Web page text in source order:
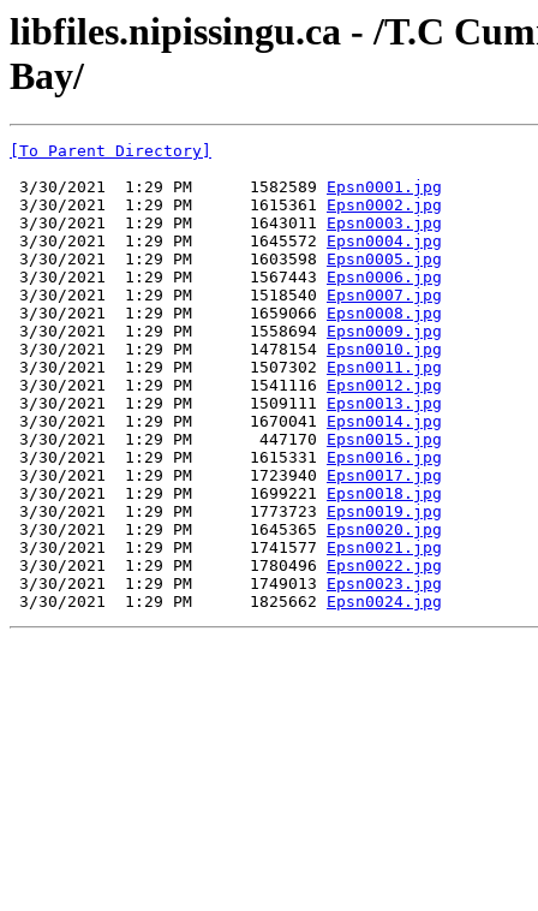
libfiles.nipissingu.ca - /T.C
Bay/
[To Parent Directory]
3/30/2021  1:29 PM      1582589 Epsn0001.jpg
3/30/2021  1:29 PM      1615361 Epsn0002.jpg
3/30/2021  1:29 PM      1643011 Epsn0003.jpg
3/30/2021  1:29 PM      1645572 Epsn0004.jpg
3/30/2021  1:29 PM      1603598 Epsn0005.jpg
3/30/2021  1:29 PM      1567443 Epsn0006.jpg
3/30/2021  1:29 PM      1518540 Epsn0007.jpg
3/30/2021  1:29 PM      1659066 Epsn0008.jpg
3/30/2021  1:29 PM      1558694 Epsn0009.jpg
3/30/2021  1:29 PM      1478154 Epsn0010.jpg
3/30/2021  1:29 PM      1507302 Epsn0011.jpg
3/30/2021  1:29 PM      1541116 Epsn0012.jpg
3/30/2021  1:29 PM      1509111 Epsn0013.jpg
3/30/2021  1:29 PM      1670041 Epsn0014.jpg
3/30/2021  1:29 PM       447170 Epsn0015.jpg
3/30/2021  1:29 PM      1615331 Epsn0016.jpg
3/30/2021  1:29 PM      1723940 Epsn0017.jpg
3/30/2021  1:29 PM      1699221 Epsn0018.jpg
3/30/2021  1:29 PM      1773723 Epsn0019.jpg
3/30/2021  1:29 PM      1645365 Epsn0020.jpg
3/30/2021  1:29 PM      1741577 Epsn0021.jpg
3/30/2021  1:29 PM      1780496 Epsn0022.jpg
3/30/2021  1:29 PM      1749013 Epsn0023.jpg
3/30/2021  1:29 PM      1825662 Epsn0024.jpg